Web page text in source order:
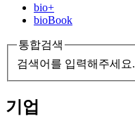
bio+
bioBook
통합검색
검색어를 입력해주세요.
기업